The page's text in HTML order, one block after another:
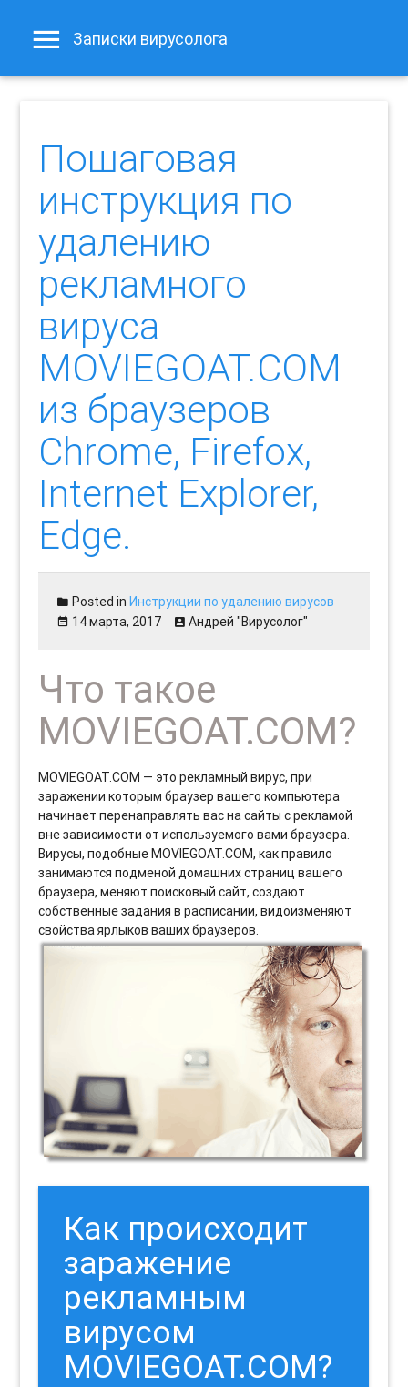
Записки вирусолога
Пошаговая
инструкция по
удалению
рекламного
вируса
MOVIEGOAT.COM
из браузеров
Chrome, Firefox,
Internet Explorer,
Edge.
Posted inИнструкции по удалению вирусов
14 марта, 2017
Андрей "Вирусолог"
Что такое
MOVIEGOAT.COM?
MOVIEGOAT.COM — это рекламный вирус, при
заражении которым браузер вашего компьютера
начинает перенаправлять вас на сайты с рекламой
вне зависимости от используемого вами браузера.
Вирусы, подобные MOVIEGOAT.COM, как правило
занимаются подменой домашних страниц вашего
браузера, меняют поисковый сайт, создают
собственные задания в расписании, видоизменяют
свойства ярлыков ваших браузеров.
Как происходит
заражение
рекламным
вирусом
MOVIEGOAT.COM?